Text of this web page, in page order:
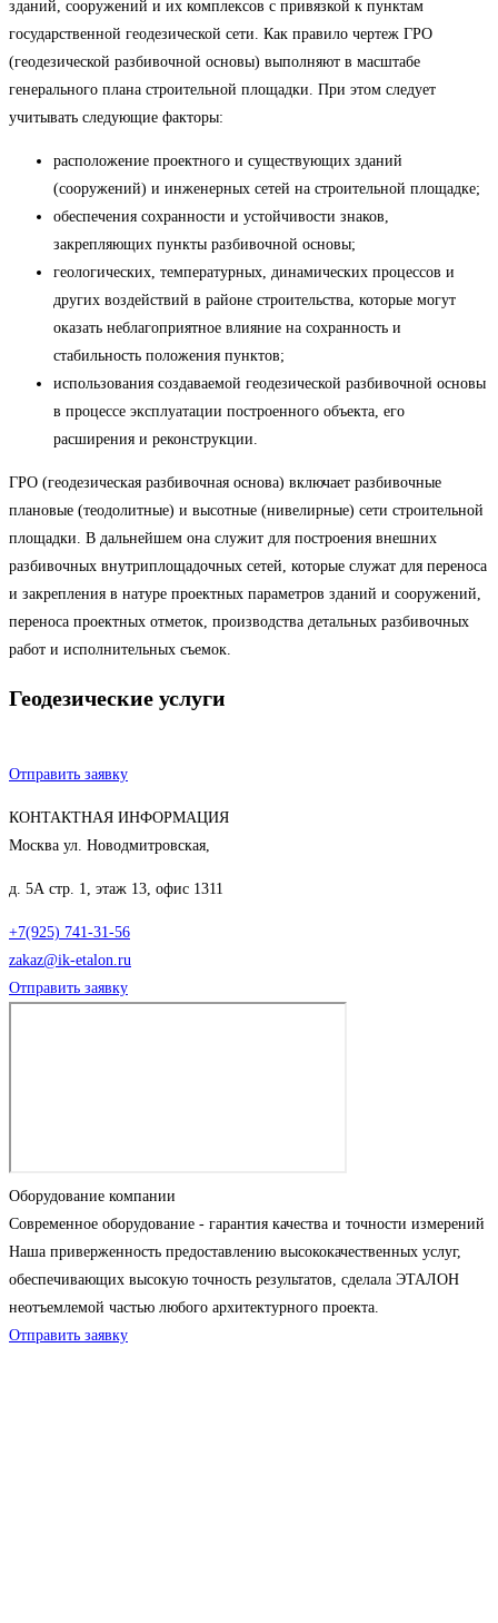
зданий, сооружений и их комплексов с привязкой к пунктам
государственной геодезической сети. Как правило чертеж ГРО
(геодезической разбивочной основы) выполняют в масштабе
генерального плана строительной площадки. При этом следует
учитывать следующие факторы:
расположение проектного и существующих зданий
(сооружений) и инженерных сетей на строительной площадке;
обеспечения сохранности и устойчивости знаков,
закрепляющих пункты разбивочной основы;
геологических, температурных, динамических процессов и
других воздействий в районе строительства, которые могут
оказать неблагоприятное влияние на сохранность и
стабильность положения пунктов;
использования создаваемой геодезической разбивочной основы
в процессе эксплуатации построенного объекта, его
расширения и реконструкции.
ГРО (геодезическая разбивочная основа) включает разбивочные
плановые (теодолитные) и высотные (нивелирные) сети строительной
площадки. В дальнейшем она служит для построения внешних
разбивочных внутриплощадочных сетей, которые служат для переноса
и закрепления в натуре проектных параметров зданий и сооружений,
переноса проектных отметок, производства детальных разбивочных
работ и исполнительных съемок.
Геодезические услуги
Отправить заявку
КОНТАКТНАЯ ИНФОРМАЦИЯ
Москва ул. Новодмитровская,
д. 5А стр. 1, этаж 13, офис 1311
+7(925) 741-31-56
zakaz@ik-etalon.ru
Отправить заявку
Оборудование компании
Современное оборудование - гарантия качества и точности измерений
Наша приверженность предоставлению высококачественных услуг,
обеспечивающих высокую точность результатов, сделала ЭТАЛОН
неотъемлемой частью любого архитектурного проекта.
Отправить заявку